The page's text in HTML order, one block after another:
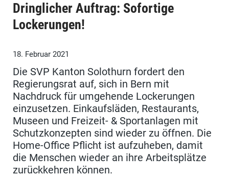
Dringlicher Auftrag: Sofortige
Lockerungen!
18. Februar 2021
Die SVP Kanton Solothurn fordert den
Regierungsrat auf, sich in Bern mit
Nachdruck für umgehende Lockerungen
einzusetzen. Einkaufsläden, Restaurants,
Museen und Freizeit- & Sportanlagen mit
Schutzkonzepten sind wieder zu öffnen. Die
Home-Office Pflicht ist aufzuheben, damit
die Menschen wieder an ihre Arbeitsplätze
zurückkehren können.